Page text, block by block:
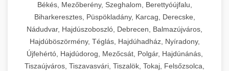
Békés, Mezőberény, Szeghalom, Berettyóújfalu,
Biharkeresztes, Püspökladány, Karcag, Derecske,
Nádudvar, Hajdúszoboszló, Debrecen, Balmazújváros,
Hajdúböszörmény, Téglás, Hajdúhadház, Nyíradony,
Újfehértó, Hajdúdorog, Mezőcsát, Polgár, Hajdúnánás,
Tiszaújváros, Tiszavasvári, Tiszalök, Tokaj, Felsőzsolca,